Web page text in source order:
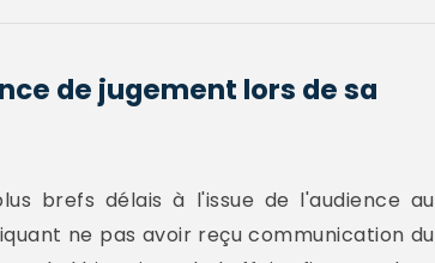
de jugement lors de sa
brefs délais à l'issue de l'audience au
ne pas avoir reçu communication du